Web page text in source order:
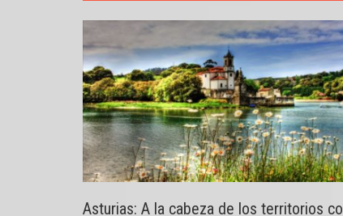
Asturias: A la cabeza de los territorios